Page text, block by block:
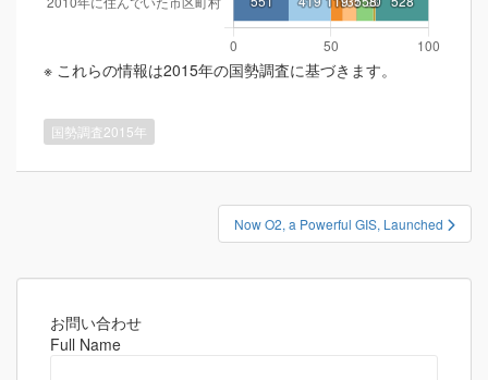
※ これらの情報は2015年の国勢調査に基づきます。
国勢調査2015年
ナ
Now O2, a Powerful GIS, Launched
お問い合わせ
Full Name